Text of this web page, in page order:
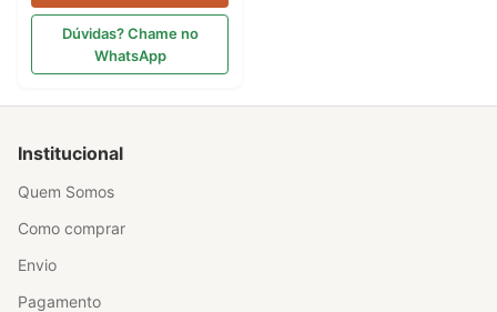
Dúvidas? Chame no
WhatsApp
Institucional
Quem Somos
Como comprar
Envio
Pagamento